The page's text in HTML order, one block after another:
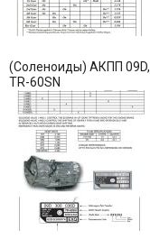
(Соленоиды) АКПП 09D,
TR-60SN